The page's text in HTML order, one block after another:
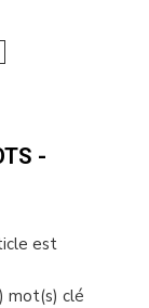
-
est
mot(s) clé